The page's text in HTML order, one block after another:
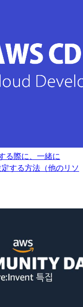
る際に、一緒に
する方法（他のリソ